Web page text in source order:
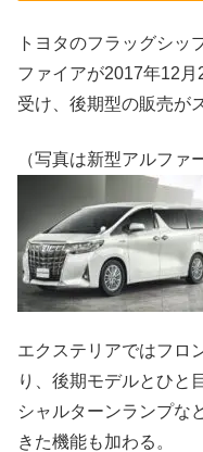
トヨタのフラッグシッ
ファイアが2017年12
受け、後期型の販売が
（写真は新型アルファ
エクステリアではフロ
り、後期モデルとひと
シャルターンランプな
きた機能も加わる。